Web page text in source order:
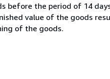
before the period of 14
value of the goods
of the goods.